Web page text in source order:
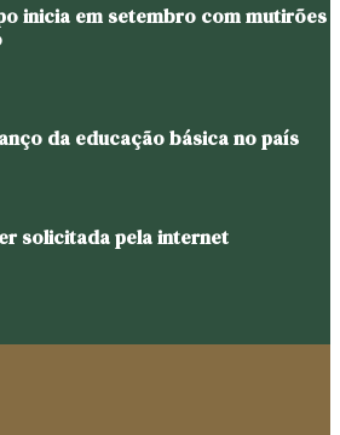
inicia em setembro com mutirões
da educação básica no país
solicitada pela internet